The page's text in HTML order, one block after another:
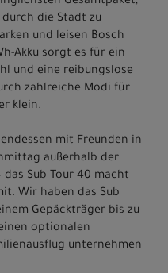
die Stadt zu
und leisen Bosch
Akku sorgt es für ein
und eine reibungslose
zahlreiche Modi für
klein.
mit Freunden in
außerhalb der
Sub Tour 40 macht
Wir haben das Sub
Gepäckträger bis zu
optionalen
unternehmen